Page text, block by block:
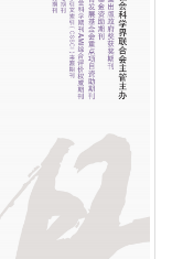
期刊
《复印报刊资
和先进工作者